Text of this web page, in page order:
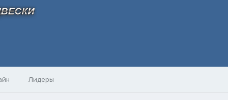
Лидеры